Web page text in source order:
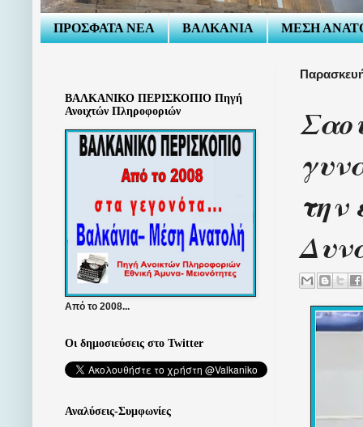
ΠΡΟΣΦΑΤΑ ΝΕΑ ΒΑΛΚΑΝΙΑ ΜΕΣΗ
την
ΒΑΛΚΑΝΙΚΟ ΠΕΡΙΣΚΟΠΙΟ Πηγή
Ανοιχτών Πληροφοριών
Από το 2008...
Οι δημοσιεύσεις στο Twitter
Αναλύσεις-Συμφωνίες